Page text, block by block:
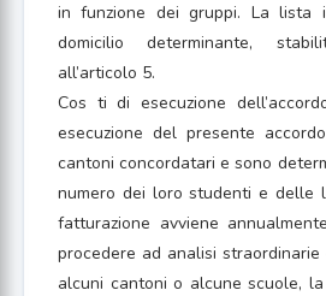
in funzione dei gruppi. La lista
domicilio determinante,
all’articolo 5.
Cos ti di esecuzione
esecuzione del presente
cantoni concordatari e sono
numero dei loro studenti e delle
fatturazione avviene
procedere ad analisi
alcuni cantoni o alcune scuole, la